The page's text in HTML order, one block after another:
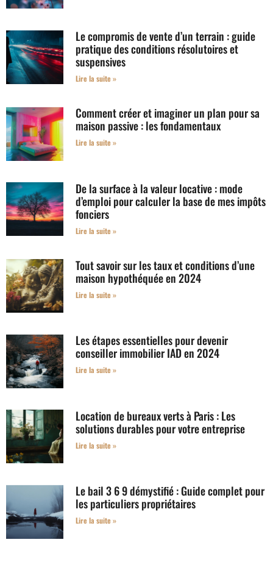
Le compromis de vente d’un terrain : guide
pratique des conditions résolutoires et
suspensives
Lire la suite »
Comment créer et imaginer un plan pour sa
maison passive : les fondamentaux
Lire la suite »
De la surface à la valeur locative : mode
d’emploi pour calculer la base de mes impôts
fonciers
Lire la suite »
Tout savoir sur les taux et conditions d’une
maison hypothéquée en 2024
Lire la suite »
Les étapes essentielles pour devenir
conseiller immobilier IAD en 2024
Lire la suite »
Location de bureaux verts à Paris : Les
solutions durables pour votre entreprise
Lire la suite »
Le bail 3 6 9 démystifié : Guide complet pour
les particuliers propriétaires
Lire la suite »